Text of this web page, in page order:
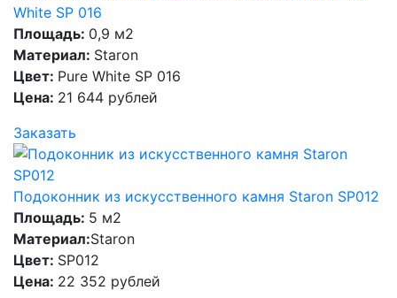
White SP 016
Площадь: 0,9 м2
Материал: Staron
Цвет: Pure White SP 016
Цена: 21 644 рублей
Заказать
Подоконник из искусственного камня Staron SP012
Площадь: 5 м2
Материал:Staron
Цвет: SP012
Цена: 22 352 рублей